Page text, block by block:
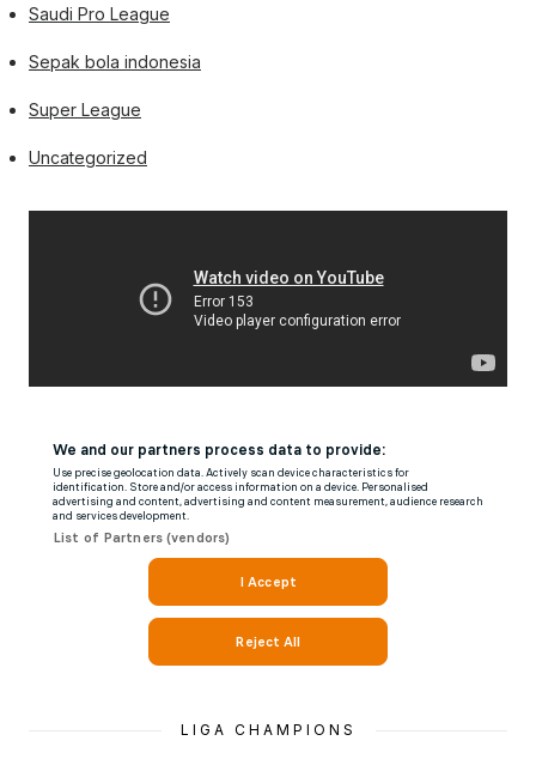
Saudi Pro League
Sepak bola indonesia
Super League
Uncategorized
LIGA CHAMPIONS